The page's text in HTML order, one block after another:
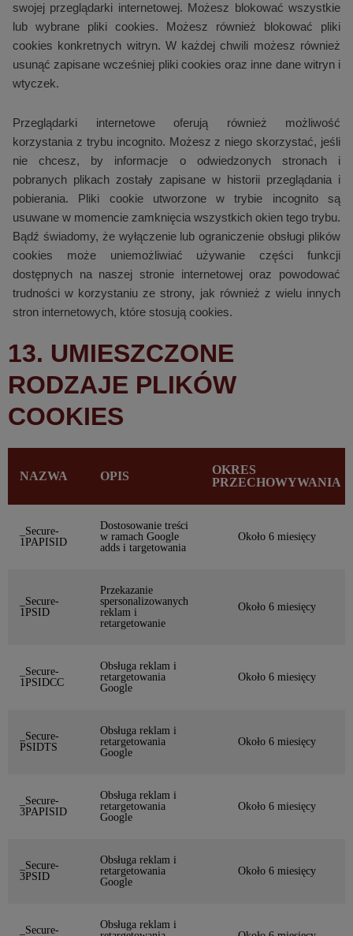
swojej przeglądarki internetowej. Możesz blokować wszystkie
lub wybrane pliki cookies. Możesz również blokować pliki
cookies konkretnych witryn. W każdej chwili możesz również
usunąć zapisane wcześniej pliki cookies oraz inne dane witryn i
wtyczek.
Przeglądarki internetowe oferują również możliwość
korzystania z trybu incognito. Możesz z niego skorzystać, jeśli
nie chcesz, by informacje o odwiedzonych stronach i
pobranych plikach zostały zapisane w historii przeglądania i
pobierania. Pliki cookie utworzone w trybie incognito są
usuwane w momencie zamknięcia wszystkich okien tego trybu.
Bądź świadomy, że wyłączenie lub ograniczenie obsługi plików
cookies może uniemożliwiać używanie części funkcji
dostępnych na naszej stronie internetowej oraz powodować
trudności w korzystaniu ze strony, jak również z wielu innych
stron internetowych, które stosują cookies.
13. UMIESZCZONE
RODZAJE PLIKÓW
COOKIES
NAZWA OPIS
OKRES
PRZECHOWYWANIA
_Secure-
1PAPISID
Dostosowanie treści
w ramach Google
adds i targetowania
Około 6 miesięcy
_Secure-
1PSID
Przekazanie
spersonalizowanych
reklam i
retargetowanie
Około 6 miesięcy
_Secure-
1PSIDCC
Obsługa reklam i
retargetowania
Google
Około 6 miesięcy
_Secure-
PSIDTS
Obsługa reklam i
retargetowania
Google
Około 6 miesięcy
_Secure-
3PAPISID
Obsługa reklam i
retargetowania
Google
Około 6 miesięcy
_Secure-
3PSID
Obsługa reklam i
retargetowania
Google
Około 6 miesięcy
_Secure-
Obsługa reklam i